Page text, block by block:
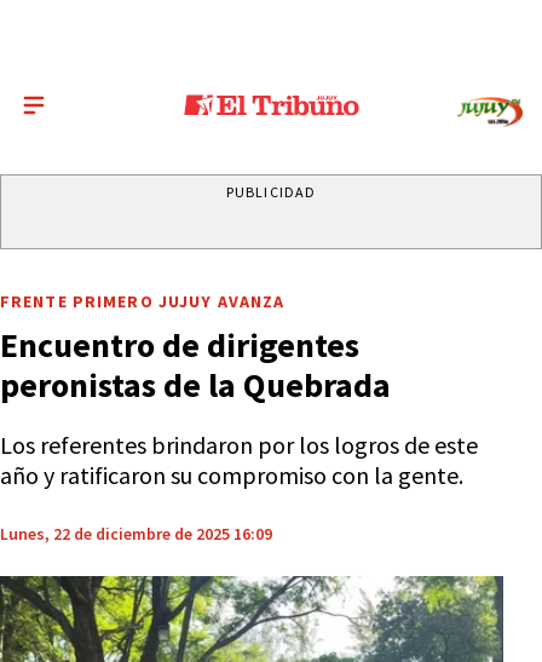
PUBLICIDAD
FRENTE PRIMERO JUJUY AVANZA
Encuentro de dirigentes
peronistas de la Quebrada
Los referentes brindaron por los logros de este
año y ratificaron su compromiso con la gente.
Lunes, 22 de diciembre de 2025 16:09